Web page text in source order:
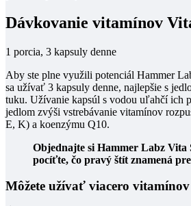
Dávkovanie vitamínov
1 porcia, 3 kapsuly denne
Aby ste plne využili potenciál Hammer
sa užívať 3 kapsuly denne, najlepšie s
tuku. Užívanie kapsúl s vodou uľahčí ich
jedlom zvýši vstrebávanie vitamínov
E, K) a koenzýmu Q10.
Objednajte si Hammer Labz Vita
pocíťte, čo pravý štít znamená
Môžete užívať viacero